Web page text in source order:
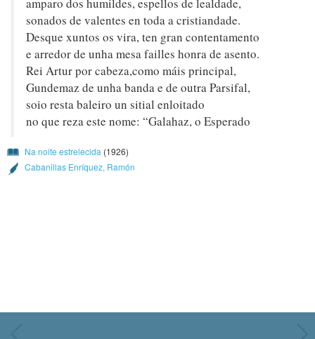
sonados de valentes en toda a cristiandade.
Desque xuntos os vira, ten gran contentamento
e arredor de unha mesa failles honra de asento.
Rei Artur por cabeza,como máis principal,
Gundemaz de unha banda e de outra Parsifal,
soio resta baleiro un sitial enloitado
no que reza este nome: “Galahaz, o Esperado
Na noite estrelecida (1926)
Cabanillas Enríquez, Ramón